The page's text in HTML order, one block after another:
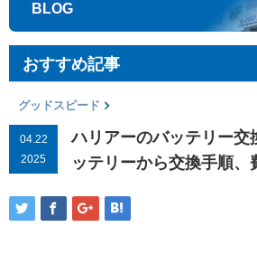
BLOG
おすすめ記事
グッドスピード
04.22
2025
ハリアーのバッテリー交
ッテリーから交換手順、